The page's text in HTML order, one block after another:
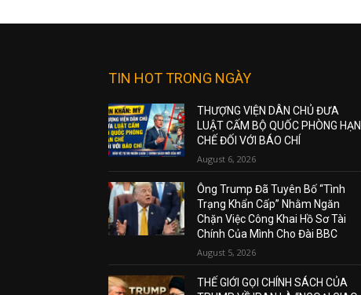
TIN HOT TRONG NGÀY
THƯỢNG VIỆN DÂN CHỦ ĐƯA
LUẬT CẤM BỘ QUỐC PHÒNG HẠN
CHẾ ĐỐI VỚI BÁO CHÍ
August 6, 2026
Ông Trump Đã Tuyên Bố “Tình
Trạng Khẩn Cấp” Nhằm Ngăn
Chặn Việc Công Khai Hồ Sơ Tài
Chính Của Mình Cho Đài BBC
August 5, 2026
THẾ GIỚI GỌI CHÍNH SÁCH CỦA